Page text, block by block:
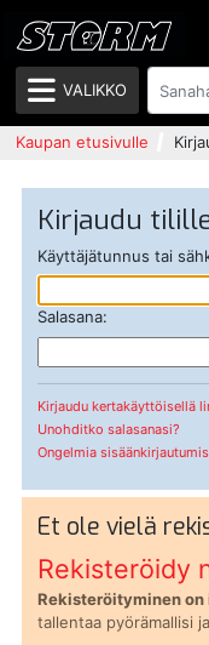
VALIKKO
Kaupan etusivulle
Kirjaudu
Käyttäjätunnus tai
Salasana:
Kirjaudu kertakäyttöisellä
Unohditko salasanasi?
Ongelmia
Et ole vielä
Rekisteröidy
Rekisteröityminen on
tallentaa pyörämallisi